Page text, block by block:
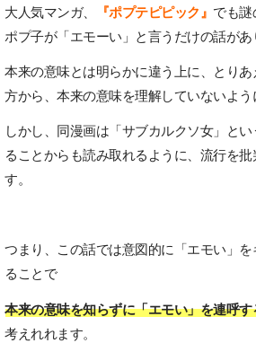
大人気マンガ、 『ポプテピピック』 でも
ポプ子が「エモーい」と言うだけの話があ
本来の意味とは明らかに違う上に、とり
方から、本来の意味を理解していないよう
しかし、同漫画は「サブカルクソ女」と
ることからも読み取れるように、流行を
す。
つまり、この話では意図的に「エモい」
ることで
本来の意味を知らずに「エモい」を連呼
考えれれます。